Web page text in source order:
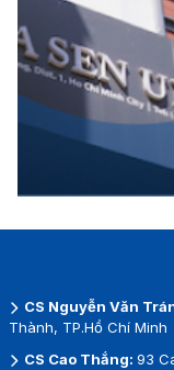
CS Nguyễn Văn
Thành, TP.Hồ Chí Minh
CS Cao Thắng: 93